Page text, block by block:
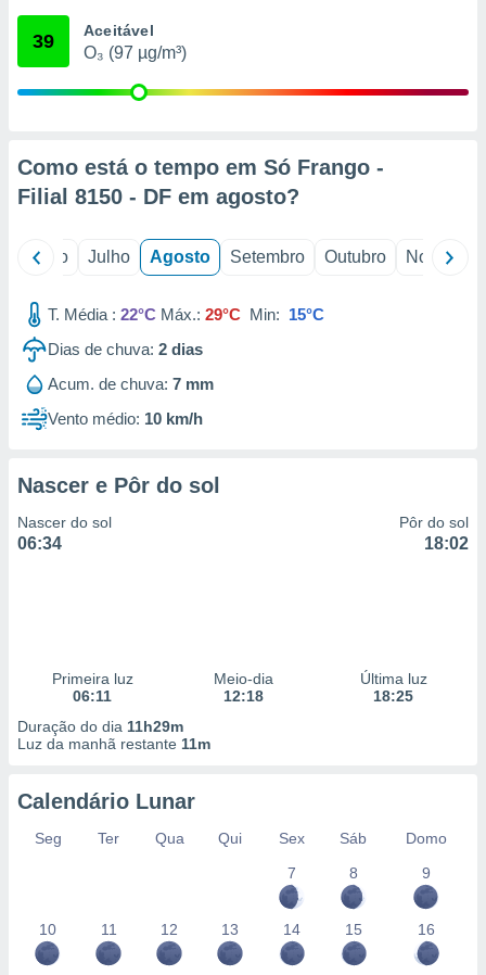
através
1199
39 Aceitável
O₃ (97 µg/m³)
Como está o tempo em Só Frango -
Filial 8150 - DF em agosto?
Junho Julho Agosto Setembro Outubro Novembro
T. Média : 22°C Máx.: 29°C Min: 15°C
Dias de chuva: 2 dias
Acum. de chuva: 7 mm
Vento médio: 10 km/h
Nascer e Pôr do sol
Nascer do sol
06:34
Pôr do sol
18:02
Primeira luz
06:11
Meio-dia
12:18
Última luz
18:25
Duração do dia 11h29m
Luz da manhã restante 11m
Calendário Lunar
Seg Ter Qua Qui Sex Sáb
Domo
7
8 9
10 11 12 13 14 15 16